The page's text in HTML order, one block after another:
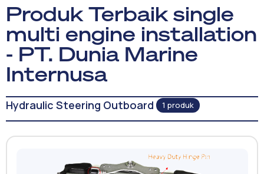
Produk Terbaik single
multi engine installation
- PT. Dunia Marine
Internusa
Hydraulic Steering Outboard 1 produk